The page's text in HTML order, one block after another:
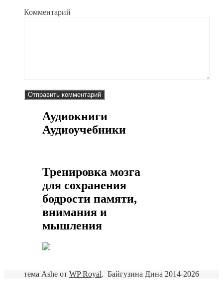
Комментарий
Аудиокниги
Аудиоучебники
Тренировка мозга
для сохранения
бодрости памяти,
внимания и
мышления
Байгузина Дина 2014-2026
тема Ashe от WP Royal.